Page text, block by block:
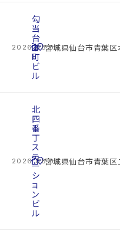
2026.08.07
cottage
勾
当
台
本
町
ビ
ル
location_on宮城県仙台市青葉区
2026.08.07
cottage
北
四
番
丁
ス
テ
ー
シ
ョ
ン
ビ
ル
location_on宮城県仙台市青葉区